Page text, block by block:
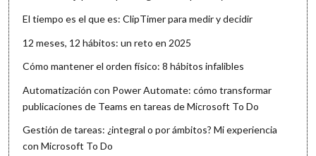
El tiempo es el que es: ClipTimer para medir y decidir
12 meses, 12 hábitos: un reto en 2025
Cómo mantener el orden físico: 8 hábitos infalibles
Automatización con Power Automate: cómo transformar
publicaciones de Teams en tareas de Microsoft To Do
Gestión de tareas: ¿integral o por ámbitos? Mi experiencia
con Microsoft To Do